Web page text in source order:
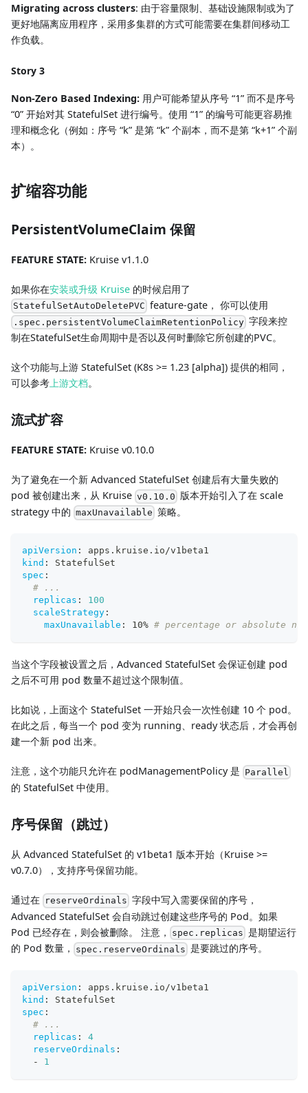
Migrating across clusters: 由于容量限制、基础设施限制或为了
更好地隔离应用程序，采用多集群的方式可能需要在集群间移动工
作负载。
Story 3
Non-Zero Based Indexing: 用户可能希望从序号 “1” 而不是序号
“0” 开始对其 StatefulSet 进行编号。使用 “1” 的编号可能更容易推
理和概念化（例如：序号 “k” 是第 “k” 个副本，而不是第 “k+1” 个副
本）。
扩缩容功能
PersistentVolumeClaim 保留
FEATURE STATE: Kruise v1.1.0
如果你在安装或升级 Kruise 的时候启用了
StatefulSetAutoDeletePVC feature-gate， 你可以使用
.spec.persistentVolumeClaimRetentionPolicy 字段来控
制在StatefulSet生命周期中是否以及何时删除它所创建的PVC。
这个功能与上游 StatefulSet (K8s >= 1.23 [alpha]) 提供的相同，
可以参考上游文档。
流式扩容
FEATURE STATE: Kruise v0.10.0
为了避免在一个新 Advanced StatefulSet 创建后有大量失败的
pod 被创建出来，从 Kruise v0.10.0 版本开始引入了在 scale
strategy 中的 maxUnavailable 策略。
apiVersion :
apps.kruise.io/v1beta1
kind :
StatefulSet
spec :
# ...
replicas :
100
scaleStrategy :
maxUnavailable : 10% # percentage or absolute
当这个字段被设置之后，Advanced StatefulSet 会保证创建 pod
之后不可用 pod 数量不超过这个限制值。
比如说，上面这个 StatefulSet 一开始只会一次性创建 10 个 pod。
在此之后，每当一个 pod 变为 running、ready 状态后，才会再创
建一个新 pod 出来。
注意，这个功能只允许在 podManagementPolicy 是 Parallel
的 StatefulSet 中使用。
序号保留（跳过）
从 Advanced StatefulSet 的 v1beta1 版本开始（Kruise >=
v0.7.0），支持序号保留功能。
通过在 reserveOrdinals 字段中写入需要保留的序号，
Advanced StatefulSet 会自动跳过创建这些序号的 Pod。如果
Pod 已经存在，则会被删除。 注意，
spec.replicas 是期望运行
的 Pod 数量，
spec.reserveOrdinals 是要跳过的序号。
apiVersion :
apps.kruise.io/v1beta1
kind :
StatefulSet
spec :
# ...
replicas :
4
reserveOrdinals :
-
1